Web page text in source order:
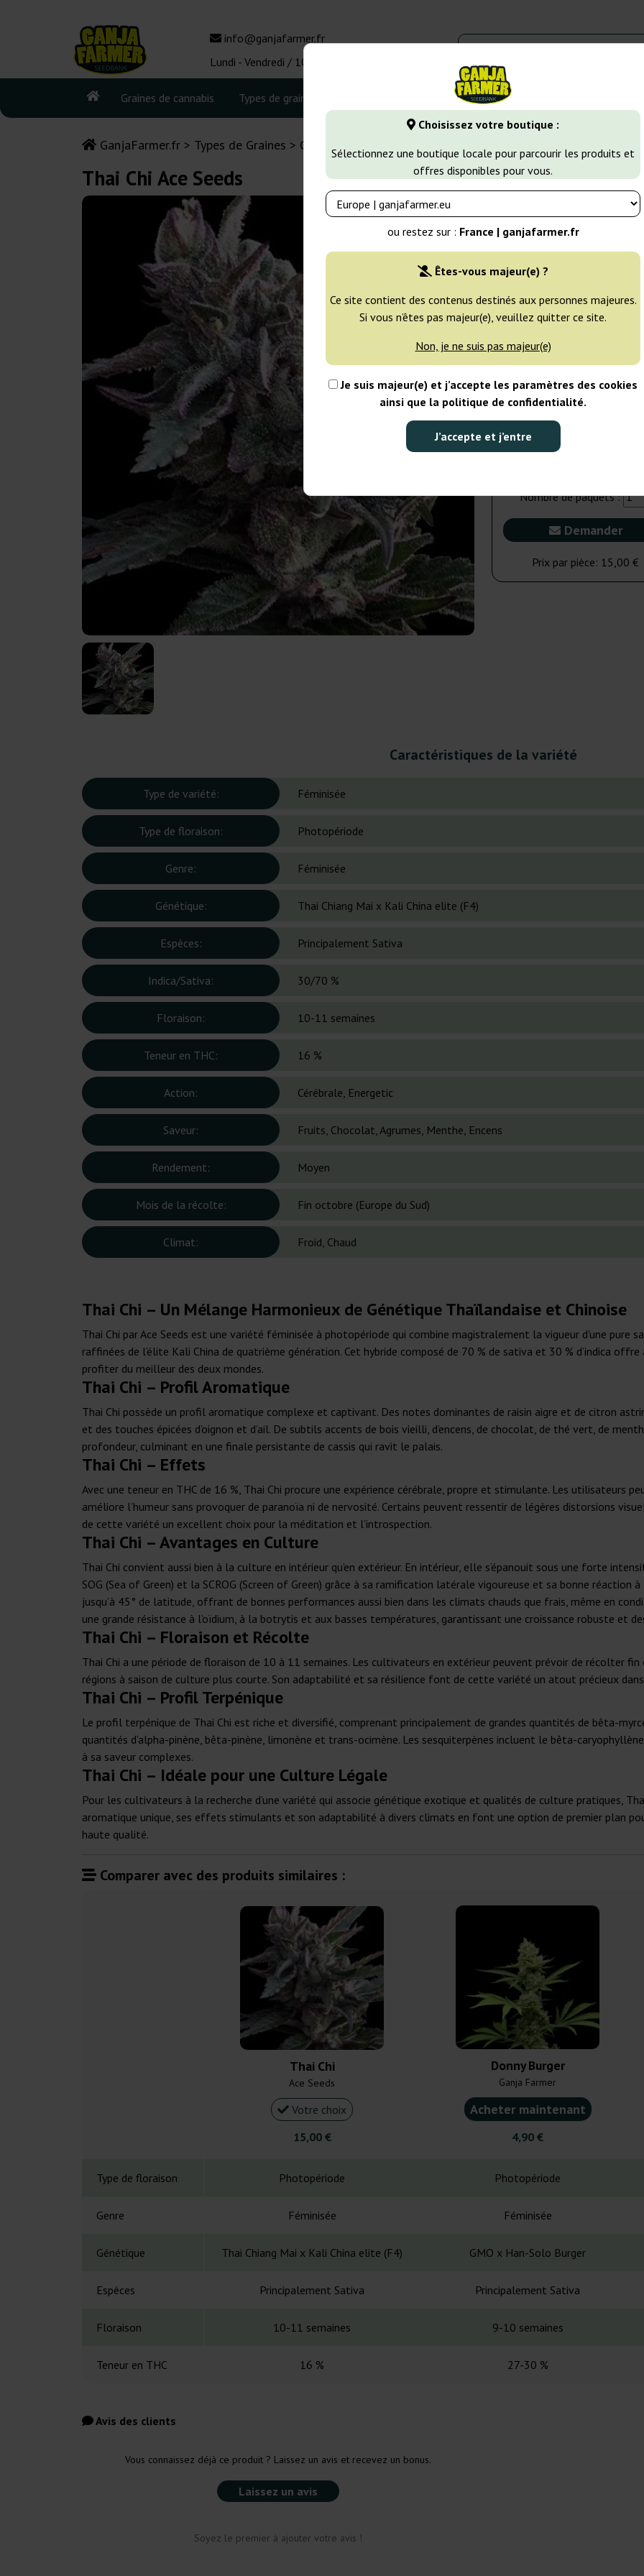
Choisissez votre boutique :
Sélectionnez une boutique locale pour parcourir les produits et
offres disponibles pour vous.
ou restez sur : France | ganjafarmer.fr
Êtes-vous majeur(e) ?
Ce site contient des contenus destinés aux personnes majeures.
Si vous n’êtes pas majeur(e), veuillez quitter ce site.
Non, je ne suis pas majeur(e)
Je suis majeur(e) et j’accepte les paramètres des cookies
ainsi que la politique de confidentialité.
J’accepte et j’entre
info@ganjafarmer.fr
Lundi - Vendredi / 10:00 - 16:00
Graines de cannabis Types de graines Variétés de cannabis
GanjaFarmer.fr Types de Graines Graines de Cannabis Sativa
Thai Chi Ace Seeds
Ace Seeds
1 graine
NON DISPONIBLE
5 graines
NON DISPONIBLE
Nombre de paquets :
Demander
Prix par pièce: 15,00 €
Caractéristiques de la variété
Type de variété: Féminisée
Type de floraison: Photopériode
Genre: Féminisée
Génétique: Thai Chiang Mai x Kali China elite (F4)
Espèces: Principalement Sativa
Indica/Sativa: 30/70 %
Floraison: 10-11 semaines
Teneur en THC: 16 %
Action: Cérébrale, Energetic
Saveur: Fruits, Chocolat, Agrumes, Menthe, Encens
Rendement: Moyen
Mois de la récolte: Fin octobre (Europe du Sud)
Climat: Froid, Chaud
Thai Chi – Un Mélange Harmonieux de Génétique Thaïlandaise et Chinoise
Thai Chi par Ace Seeds est une variété féminisée à photopériode qui combine magistralement la vigueur d’une pure
raffinées de l’élite Kali China de quatrième génération. Cet hybride composé de 70 % de sativa et 30 % d’indica
profiter du meilleur des deux mondes.
Thai Chi – Profil Aromatique
Thai Chi possède un profil aromatique complexe et captivant. Des notes dominantes de raisin aigre et de citron
et des touches épicées d’oignon et d’ail. De subtils accents de bois vieilli, d’encens, de chocolat, de thé vert, de
profondeur, culminant en une finale persistante de cassis qui ravit le palais.
Thai Chi – Effets
Avec une teneur en THC de 16 %, Thai Chi procure une expérience cérébrale, propre et stimulante. Les utilisateurs
améliore l’humeur sans provoquer de paranoïa ni de nervosité. Certains peuvent ressentir de légères distorsions
de cette variété un excellent choix pour la méditation et l’introspection.
Thai Chi – Avantages en Culture
Thai Chi convient aussi bien à la culture en intérieur qu’en extérieur. En intérieur, elle s’épanouit sous une forte
SOG (Sea of Green) et la SCROG (Screen of Green) grâce à sa ramification latérale vigoureuse et sa bonne
jusqu’à 45° de latitude, offrant de bonnes performances aussi bien dans les climats chauds que frais, même en
une grande résistance à l’oïdium, à la botrytis et aux basses températures, garantissant une croissance robuste et
Thai Chi – Floraison et Récolte
Thai Chi a une période de floraison de 10 à 11 semaines. Les cultivateurs en extérieur peuvent prévoir de récolter
régions à saison de culture plus courte. Son adaptabilité et sa résilience font de cette variété un atout précieux
Thai Chi – Profil Terpénique
Le profil terpénique de Thai Chi est riche et diversifié, comprenant principalement de grandes quantités de bêta-
quantités d’alpha-pinène, bêta-pinène, limonène et trans-ocimène. Les sesquiterpènes incluent le bêta-
à sa saveur complexes.
Thai Chi – Idéale pour une Culture Légale
Pour les cultivateurs à la recherche d’une variété qui associe génétique exotique et qualités de culture pratiques,
aromatique unique, ses effets stimulants et son adaptabilité à divers climats en font une option de premier plan
haute qualité.
Comparer avec des produits similaires :
Thai Chi
Ace Seeds
Votre choix
15,00 €
Donny Burger
Ganja Farmer
Acheter maintenant
4,90 €
Type de floraison Photopériode Photopériode
Genre Féminisée Féminisée
Génétique Thai Chiang Mai x Kali China elite (F4) GMO x Han-Solo Burger
Espèces Principalement Sativa Principalement Sativa
Floraison 10-11 semaines 9-10 semaines
Teneur en THC 16 % 27-30 %
Avis des clients
Vous connaissez déjà ce produit ? Laissez un avis et recevez un bonus.
Laissez un avis
Soyez le premier à ajouter votre avis !